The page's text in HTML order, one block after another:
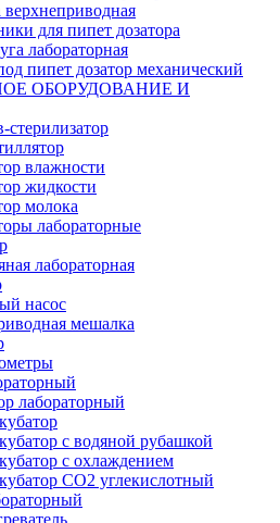
для пипет дозатора
лабораторная
пипет дозатор механический
ОБОРУДОВАНИЕ И
стерилизатор
влажности
жидкости
молока
лабораторные
лабораторная
насос
мешалка
лабораторный
с водяной рубашкой
с охлаждением
СО2 углекислотный